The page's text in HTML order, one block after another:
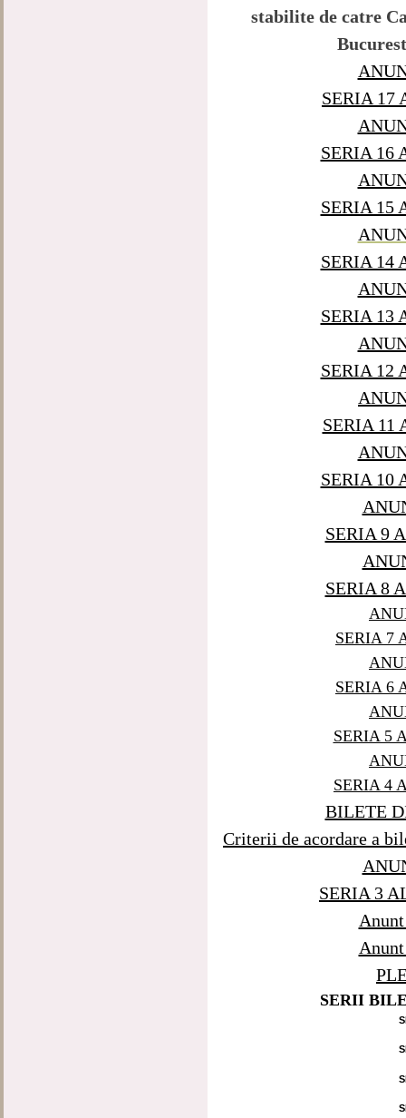
stabilite de catre
SERIA 17
SERIA 16
SERIA 15
SERIA 14
SERIA 13
SERIA 12
SERIA 11
SERIA 10
SERIA 9
SERIA 8
SERIA 7
SERIA 6
SERIA 5
SERIA 4
BILETE
Criterii de acordare a
SERIA 3
SERII